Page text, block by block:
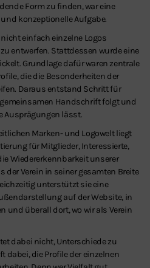
Form zu finden, war eine
konzeptionelle Aufgabe.
einfach einzelne Logos
entwerfen. Stattdessen wurde eine
Grundlage dafür waren zentrale
die die Besonderheiten der
Daraus entstand Schritt für
Handschrift folgt und
Ausprägungen lässt.
Marken- und Logowelt liegt
für Mitglieder, Interessierte,
Wiedererkennbarkeit unserer
der Verein in seiner gesamten Breite
unterstützt sie eine
auf der Website, in
und überall dort, wo wir als Verein
dabei nicht, Unterschiede zu
dabei, die Profile der einzelnen